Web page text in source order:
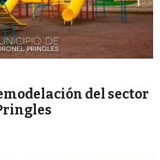
del sector